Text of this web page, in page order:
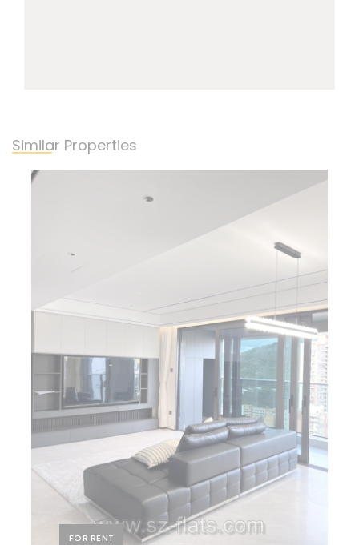
Similar Properties
FOR RENT